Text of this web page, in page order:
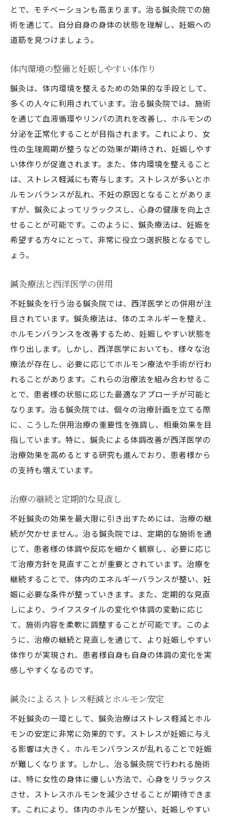
とで、モチベーションも高まります。治る鍼灸院での施
術を通じて、自分自身の身体の状態を理解し、妊娠への
道筋を見つけましょう。
体内環境の整備と妊娠しやすい体作り
鍼灸は、体内環境を整えるための効果的な手段として、
多くの人々に利用されています。治る鍼灸院では、施術
を通じて血液循環やリンパの流れを改善し、ホルモンの
分泌を正常化することが目指されます。これにより、女
性の生理周期が整うなどの効果が期待され、妊娠しやす
い体作りが促進されます。また、体内環境を整えること
は、ストレス軽減にも寄与します。ストレスが多いとホ
ルモンバランスが乱れ、不妊の原因となることがありま
すが、鍼灸によってリラックスし、心身の健康を向上さ
せることが可能です。このように、鍼灸療法は、妊娠を
希望する方々にとって、非常に役立つ選択肢となるでし
ょう。
鍼灸療法と西洋医学の併用
不妊鍼灸を行う治る鍼灸院では、西洋医学との併用が注
目されています。鍼灸療法は、体のエネルギーを整え、
ホルモンバランスを改善するため、妊娠しやすい状態を
作り出します。しかし、西洋医学においても、様々な治
療法が存在し、必要に応じてホルモン療法や手術が行わ
れることがあります。これらの治療法を組み合わせるこ
とで、患者様の状態に応じた最適なアプローチが可能と
なります。治る鍼灸院では、個々の治療計画を立てる際
に、こうした併用治療の重要性を強調し、相乗効果を目
指しています。特に、鍼灸による体調改善が西洋医学の
治療効果を高めるとする研究も進んでおり、患者様から
の支持も増えています。
治療の継続と定期的な見直し
不妊鍼灸の効果を最大限に引き出すためには、治療の継
続が欠かせません。治る鍼灸院では、定期的な施術を通
じて、患者様の体調や反応を細かく観察し、必要に応じ
て治療方針を見直すことが重要とされています。治療を
継続することで、体内のエネルギーバランスが整い、妊
娠に必要な条件が整っていきます。また、定期的な見直
しにより、ライフスタイルの変化や体調の変動に応じ
て、施術内容を柔軟に調整することが可能です。このよ
うに、治療の継続と見直しを通じて、より妊娠しやすい
体作りが実現され、患者様自身も自身の体調の変化を実
感しやすくなるのです。
鍼灸によるストレス軽減とホルモン安定
不妊鍼灸の一環として、鍼灸治療はストレス軽減とホル
モンの安定に非常に効果的です。ストレスが妊娠に与え
る影響は大きく、ホルモンバランスが乱れることで妊娠
が難しくなります。しかし、治る鍼灸院で行われる施術
は、特に女性の身体に優しい方法で、心身をリラックス
させ、ストレスホルモンを減少させることが期待できま
す。これにより、体内のホルモンが整い、妊娠しやすい